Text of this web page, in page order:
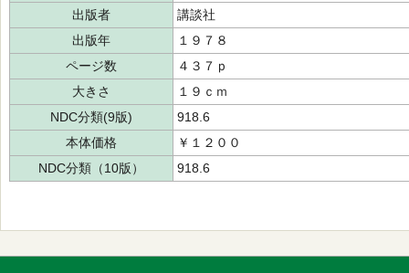
出版者
講談社
出版年
１９７８
ページ数
４３７ｐ
大きさ
１９ｃｍ
NDC分類(9版)
918.6
本体価格
￥１２００
NDC分類（10版）
918.6